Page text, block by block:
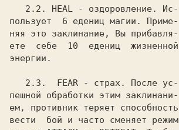
2.2. HEAL - оздоровление. Ис-
пользует  6 едениц магии. Приме-
няя это заклинание, Вы прибавля-
ете  себе  10  едениц  жизненной
энергии.
2.3.
  FEAR
- страх. После ус-
пешной обработки этим заклинани-
ем, противник теряет способность
вести  бой и часто сменяет режим